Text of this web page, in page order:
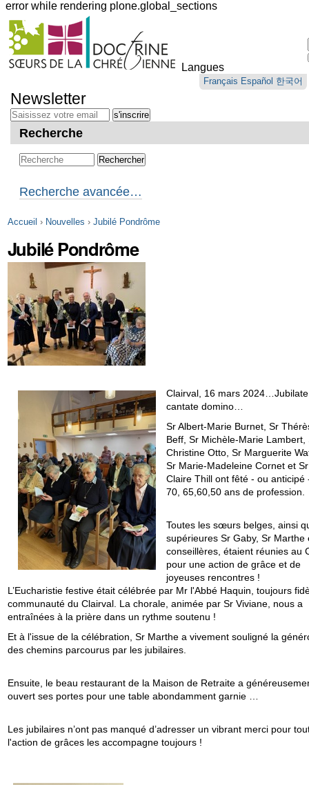
error while rendering plone.global_sections
Outils
personnels
Langues
Français Español 한국어
au
contenu.
Aller
navigation
Newsletter
Recherche
Recherche avancée…
Accueil › Nouvelles › Jubilé Pondrôme
Jubilé Pondrôme
Clairval, 16 mars
cantate domino…
Sr Albert-Marie Burnet, Sr
Beff, Sr Michèle-Marie Lambert,
Christine Otto, Sr Marguerite
Sr Marie-Madeleine Cornet et
Claire Thill ont fêté - ou anticipé
70, 65,60,50 ans de profession.
Toutes les sœurs belges, ainsi
supérieures Sr Gaby, Sr Marthe
conseillères, étaient réunies au
pour une action de grâce et de
joyeuses rencontres !
L’Eucharistie festive était célébrée par Mr l'Abbé Haquin, toujours
communauté du Clairval. La chorale, animée par Sr Viviane, nous a
entraînées à la prière dans un rythme soutenu !
Et à l'issue de la célébration, Sr Marthe a vivement souligné la
des chemins parcourus par les jubilaires.
Ensuite, le beau restaurant de la Maison de Retraite a
ouvert ses portes pour une table abondamment garnie …
Les jubilaires n’ont pas manqué d’adresser un vibrant merci pour
l'action de grâces les accompagne toujours !